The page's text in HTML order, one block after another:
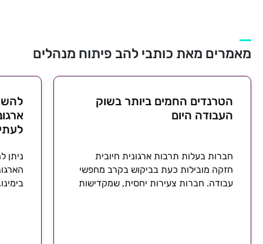
מאמרים מאת כותבי להב פיתוח מנהלים
הטרנדים החמים ביותר בשוק
העבודה היום
חברות בעלות תרבות ארגונית חיובית
חזקה מובילות כעת בביקוש בקרב מחפשי
עבודה. חברות צעירות יחסית, שמקדישות
ניתן